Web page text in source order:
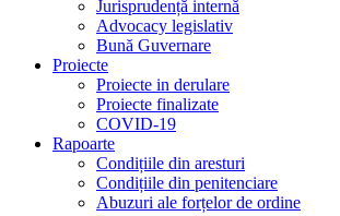
Jurisprudență internă
Advocacy legislativ
Bună Guvernare
Proiecte
Proiecte in derulare
Proiecte finalizate
COVID-19
Rapoarte
Condițiile din aresturi
Condițiile din penitenciare
Abuzuri ale forțelor de ordine